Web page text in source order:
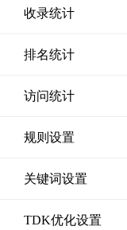
收录统计
排名统计
访问统计
规则设置
关键词设置
TDK优化设置